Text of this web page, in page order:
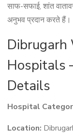
साफ-सफाई, शांत
अनुभव प्रदान करते हैं।
Hospitals
Details
Hospital
Location: